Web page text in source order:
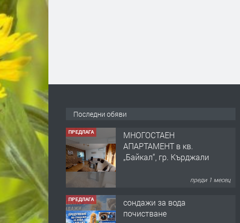
Последни обяви
ПРЕДЛАГА
МНОГОСТАЕН
АПАРТАМЕНТ в кв.
„Байкал“, гр. Кърджали
преди 1 месец
ПРЕДЛАГА
сондажи за вода
почистване